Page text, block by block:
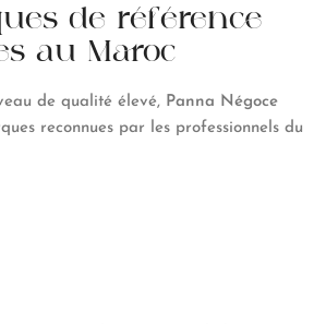
de référence
au Maroc
de qualité élevé, Panna Négoce
reconnues par les professionnels du